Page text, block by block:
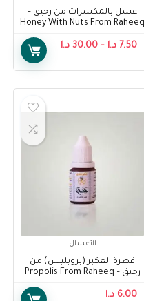
عسل بالمكسرات من رحيق –
Honey With Nuts From Raheeq
7.50 د.ا –
30.00 د.ا
الأعسال
قطرة العكبر (بروبليس) من
رحيق – Propolis From Raheeq
6.00 د.ا